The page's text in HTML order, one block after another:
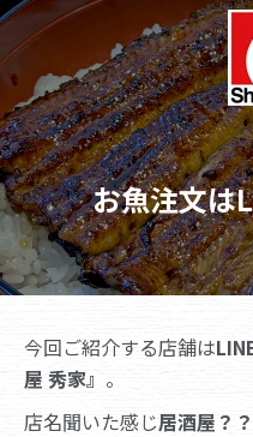
お魚注文は
今回ご紹介する店舗は
屋 秀家』 。
店名聞いた感じ居酒屋？？